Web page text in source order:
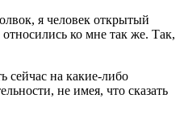
я человек открытый
ко мне так же. Так,
сейчас на какие-либо
не имея, что сказать